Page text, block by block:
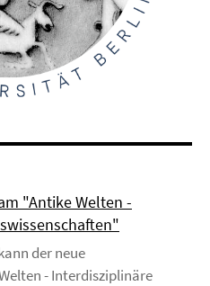
"Antike Welten -
der neue
- Interdisziplinäre